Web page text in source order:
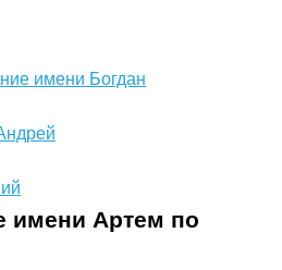
имени Богдан
имени Артем по